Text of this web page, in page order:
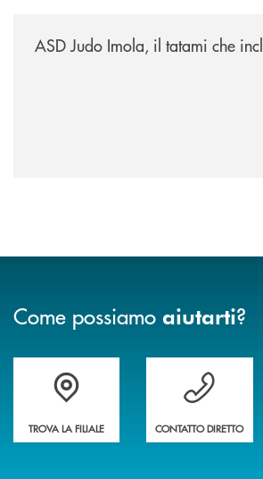
ASD Judo Imola, il tatami che
Come possiamo aiutarti?
Accedi all' elenco completo delle filiali della
TROVA LA FILIALE
Hai bisogno di
CONTATTO DIRETTO